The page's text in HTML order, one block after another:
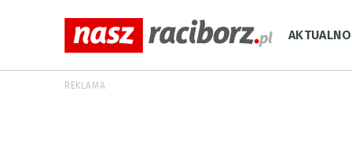
REKLAMA